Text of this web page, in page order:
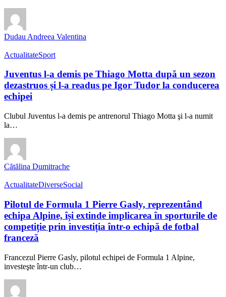
Dudau Andreea Valentina
ActualitateSport
Juventus l-a demis pe Thiago Motta după un sezon
dezastruos și l-a readus pe Igor Tudor la conducerea
echipei
Clubul Juventus l-a demis pe antrenorul Thiago Motta şi l-a numit
la…
Cătălina Dumitrache
ActualitateDiverseSocial
Pilotul de Formula 1 Pierre Gasly, reprezentând
echipa Alpine, își extinde implicarea în sporturile de
competiție prin investiția într-o echipă de fotbal
franceză
Francezul Pierre Gasly, pilotul echipei de Formula 1 Alpine,
investeşte într-un club…